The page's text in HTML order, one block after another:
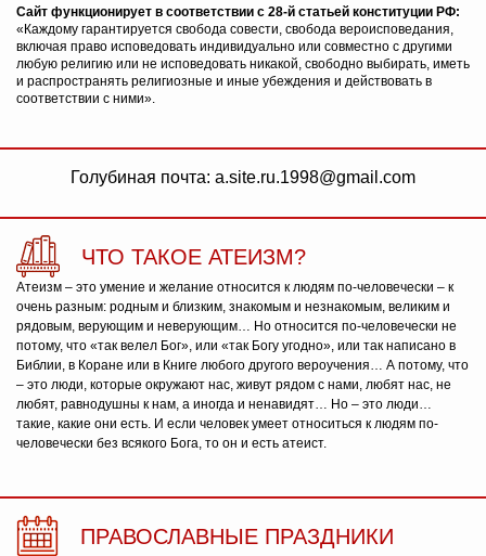
Сайт функционирует в соответствии с 28-й статьей конституции РФ:
«Каждому гарантируется свобода совести, свобода вероисповедания,
включая право исповедовать индивидуально или совместно с другими
любую религию или не исповедовать никакой, свободно выбирать, иметь
и распространять религиозные и иные убеждения и действовать в
соответствии с ними».
Голубиная почта: a.site.ru.1998@gmail.com
ЧТО ТАКОЕ АТЕИЗМ?
Атеизм – это умение и желание относится к людям по-человечески – к
очень разным: родным и близким, знакомым и незнакомым, великим и
рядовым, верующим и неверующим… Но относится по-человечески не
потому, что «так велел Бог», или «так Богу угодно», или так написано в
Библии, в Коране или в Книге любого другого вероучения… А потому, что
– это люди, которые окружают нас, живут рядом с нами, любят нас, не
любят, равнодушны к нам, а иногда и ненавидят… Но – это люди…
такие, какие они есть. И если человек умеет относиться к людям по-
человечески без всякого Бога, то он и есть атеист.
ПРАВОСЛАВНЫЕ ПРАЗДНИКИ